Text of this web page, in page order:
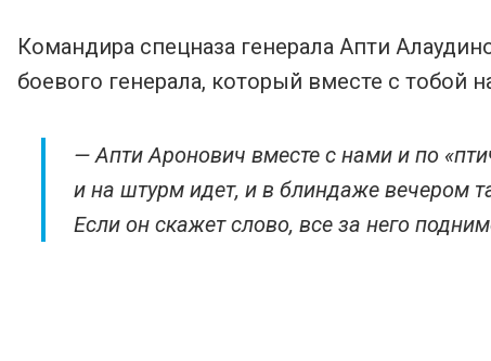
Командира спецназа генерала Апти
боевого генерала, который вместе с тобой
— Апти Аронович вместе с нами и по
и на штурм идет, и в блиндаже вечером
Если он скажет слово, все за него